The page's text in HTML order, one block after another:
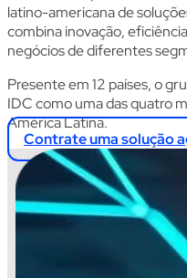
latino-americana de
combina inovação,
negócios de diferentes
Presente em 12 países, o
IDC como uma das quatro
América Latina.
Contrate uma solução